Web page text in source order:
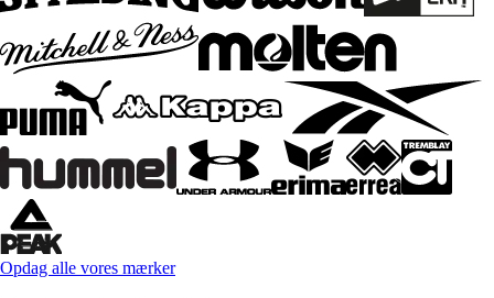
Opdag alle vores mærker